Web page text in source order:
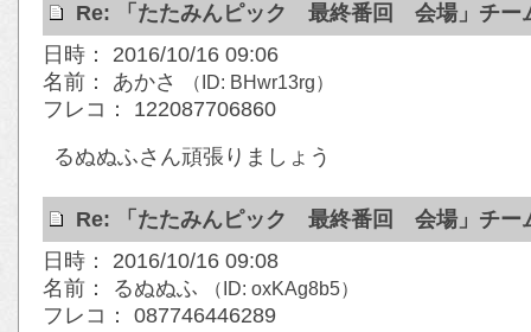
Re: 「たたみんピック 最終番回 会場」チー
日時： 2016/10/16 09:06
名前： あかさ
（ID: BHwr13rg）
フレコ： 122087706860
るぬぬふさん頑張りましょう
Re: 「たたみんピック 最終番回 会場」チー
日時： 2016/10/16 09:08
名前： るぬぬふ
（ID: oxKAg8b5）
フレコ： 087746446289